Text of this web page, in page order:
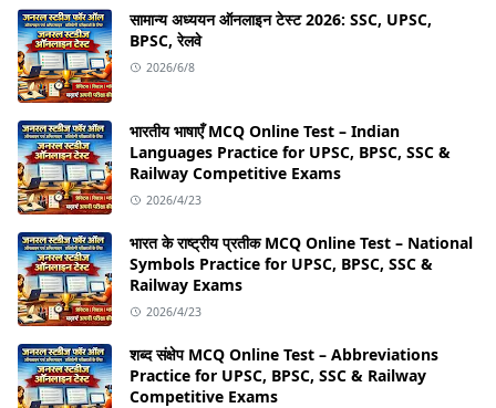
सामान्य अध्ययन ऑनलाइन टेस्ट 2026: SSC, UPSC,
BPSC, रेलवे
2026/6/8
भारतीय भाषाएँ MCQ Online Test – Indian
Languages Practice for UPSC, BPSC, SSC &
Railway Competitive Exams
2026/4/23
भारत के राष्ट्रीय प्रतीक MCQ Online Test – National
Symbols Practice for UPSC, BPSC, SSC &
Railway Exams
2026/4/23
शब्द संक्षेप MCQ Online Test – Abbreviations
Practice for UPSC, BPSC, SSC & Railway
Competitive Exams